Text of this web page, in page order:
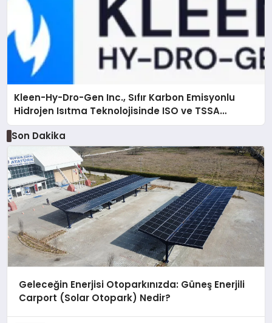
Kleen-Hy-Dro-Gen Inc., Sıfır Karbon Emisyonlu
Hidrojen Isıtma Teknolojisinde ISO ve TSSA
Düzenleyici Onaylarını Aldı
Son Dakika
Geleceğin Enerjisi Otoparkınızda: Güneş Enerjili
Carport (Solar Otopark) Nedir?